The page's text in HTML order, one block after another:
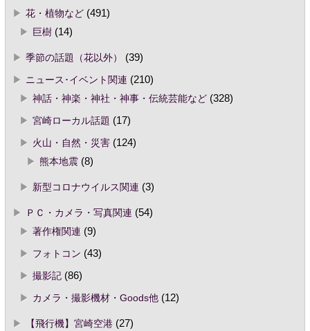
花・植物など(491)
巨樹(14)
季節の話題（花以外）
(39)
ニュース･イベント関連 (210)
神話・神楽・神社・神事・伝統芸能など(328)
宮崎ローカル話題 (17)
火山・自然・災害(124)
熊本地震(8)
新型コロナウイルス関連 (3)
ＰＣ・カメラ・写真関連 (54)
著作権関連 (9)
フォトコン (43)
撮影記(86)
カメラ・撮影機材・Goods他(12)
【飛行機】宮崎空港(27)